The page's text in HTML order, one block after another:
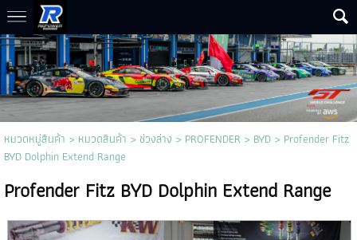
หมวดหมู่สินค้า > หมวดสินค้า > ช่วงล่าง > PROFENDER> BYD> Profender Fitz
BYD Dolphin Extend Range
Profender Fitz BYD Dolphin Extend Range